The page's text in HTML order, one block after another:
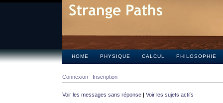
HOME PHYSIQUE CALCUL PHILOSOPHIE
Connexion Inscription
Voir les messages sans réponse | Voir les sujets actifs